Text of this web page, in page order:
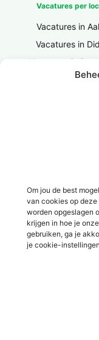
Om jou de best
van cookies op
worden opgeslagen
krijgen in hoe je
gebruiken, ga je
je cookie-
Vacatures per
Vacatures in
Vacatures in
Vacatures in
Vacatures in
Vacatures in
Vacatures in
Vacatures in
Vacatures in